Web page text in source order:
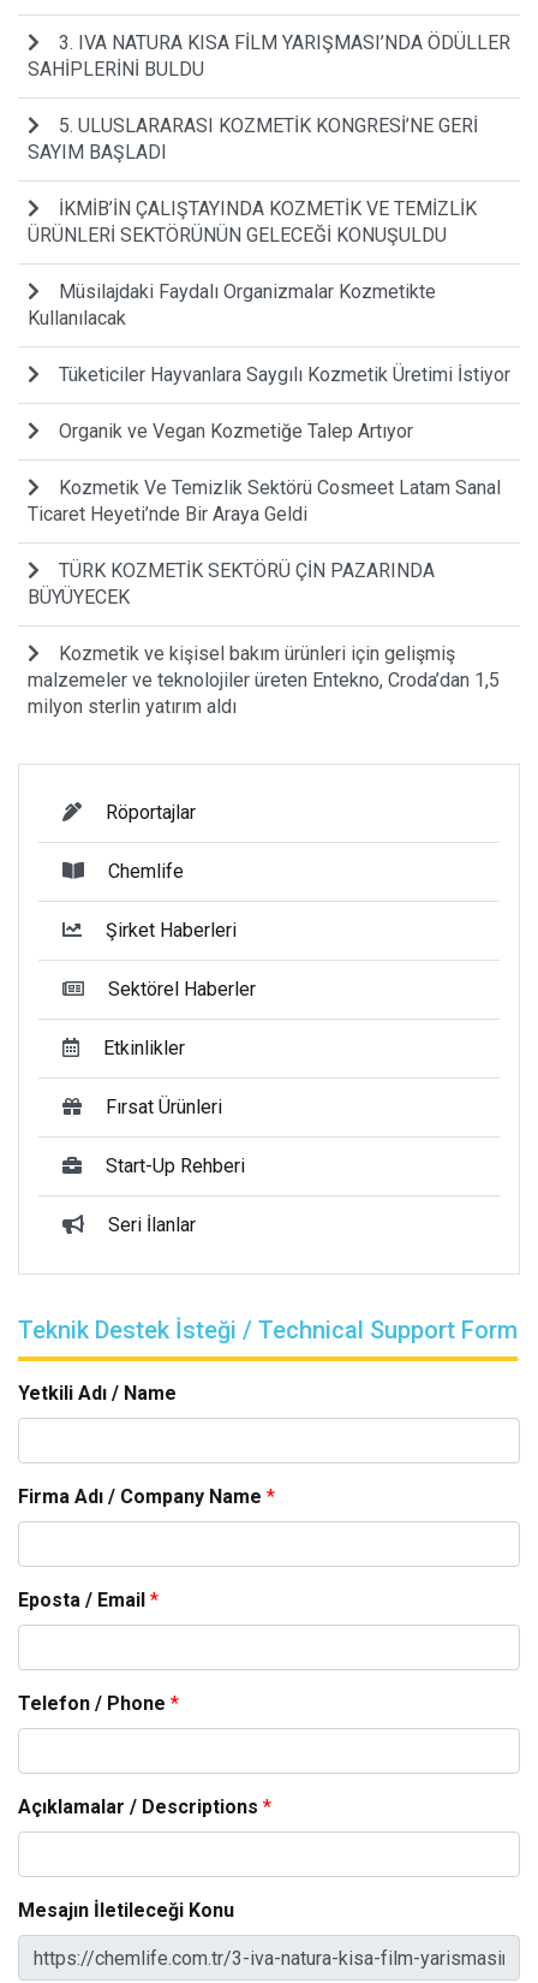
3. IVA NATURA KISA FİLM YARIŞMASI’NDA ÖDÜLLER
SAHİPLERİNİ BULDU
5. ULUSLARARASI KOZMETİK KONGRESİ’NE GERİ
SAYIM BAŞLADI
İKMİB’İN ÇALIŞTAYINDA KOZMETİK VE TEMİZLİK
ÜRÜNLERİ SEKTÖRÜNÜN GELECEĞİ KONUŞULDU
Müsilajdaki Faydalı Organizmalar Kozmetikte
Kullanılacak
Tüketiciler Hayvanlara Saygılı Kozmetik Üretimi İstiyor
Organik ve Vegan Kozmetiğe Talep Artıyor
Kozmetik Ve Temizlik Sektörü Cosmeet Latam Sanal
Ticaret Heyeti’nde Bir Araya Geldi
TÜRK KOZMETİK SEKTÖRÜ ÇİN PAZARINDA
BÜYÜYECEK
Kozmetik ve kişisel bakım ürünleri için gelişmiş
malzemeler ve teknolojiler üreten Entekno, Croda’dan 1,5
milyon sterlin yatırım aldı
Röportajlar
Chemlife
Şirket Haberleri
Sektörel Haberler
Etkinlikler
Fırsat Ürünleri
Start-Up Rehberi
Seri İlanlar
Teknik Destek İsteği / Technical Support Form
Yetkili Adı / Name
Firma Adı / Company Name *
Eposta / Email *
Telefon / Phone *
Açıklamalar / Descriptions *
Mesajın İletileceği Konu